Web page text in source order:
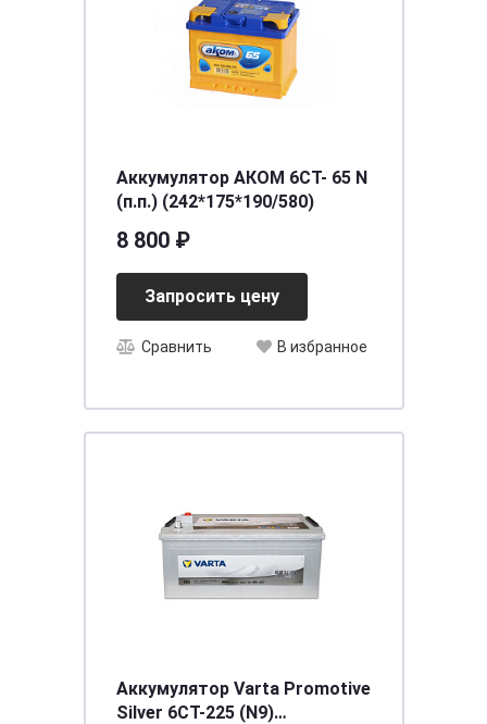
Аккумулятор АКОМ 6СТ- 65 N
(п.п.) (242*175*190/580)
8 800 ₽
Запросить цену
Сравнить В избранное
Аккумулятор Varta Promotive
Silver 6CT-225 (N9)